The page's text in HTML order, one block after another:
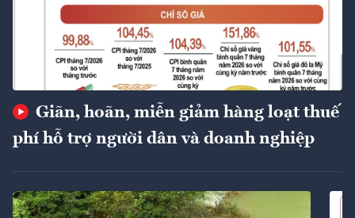
Giãn, hoãn, miễn giảm hàng loạt thuế
phí hỗ trợ người dân và doanh nghiệp